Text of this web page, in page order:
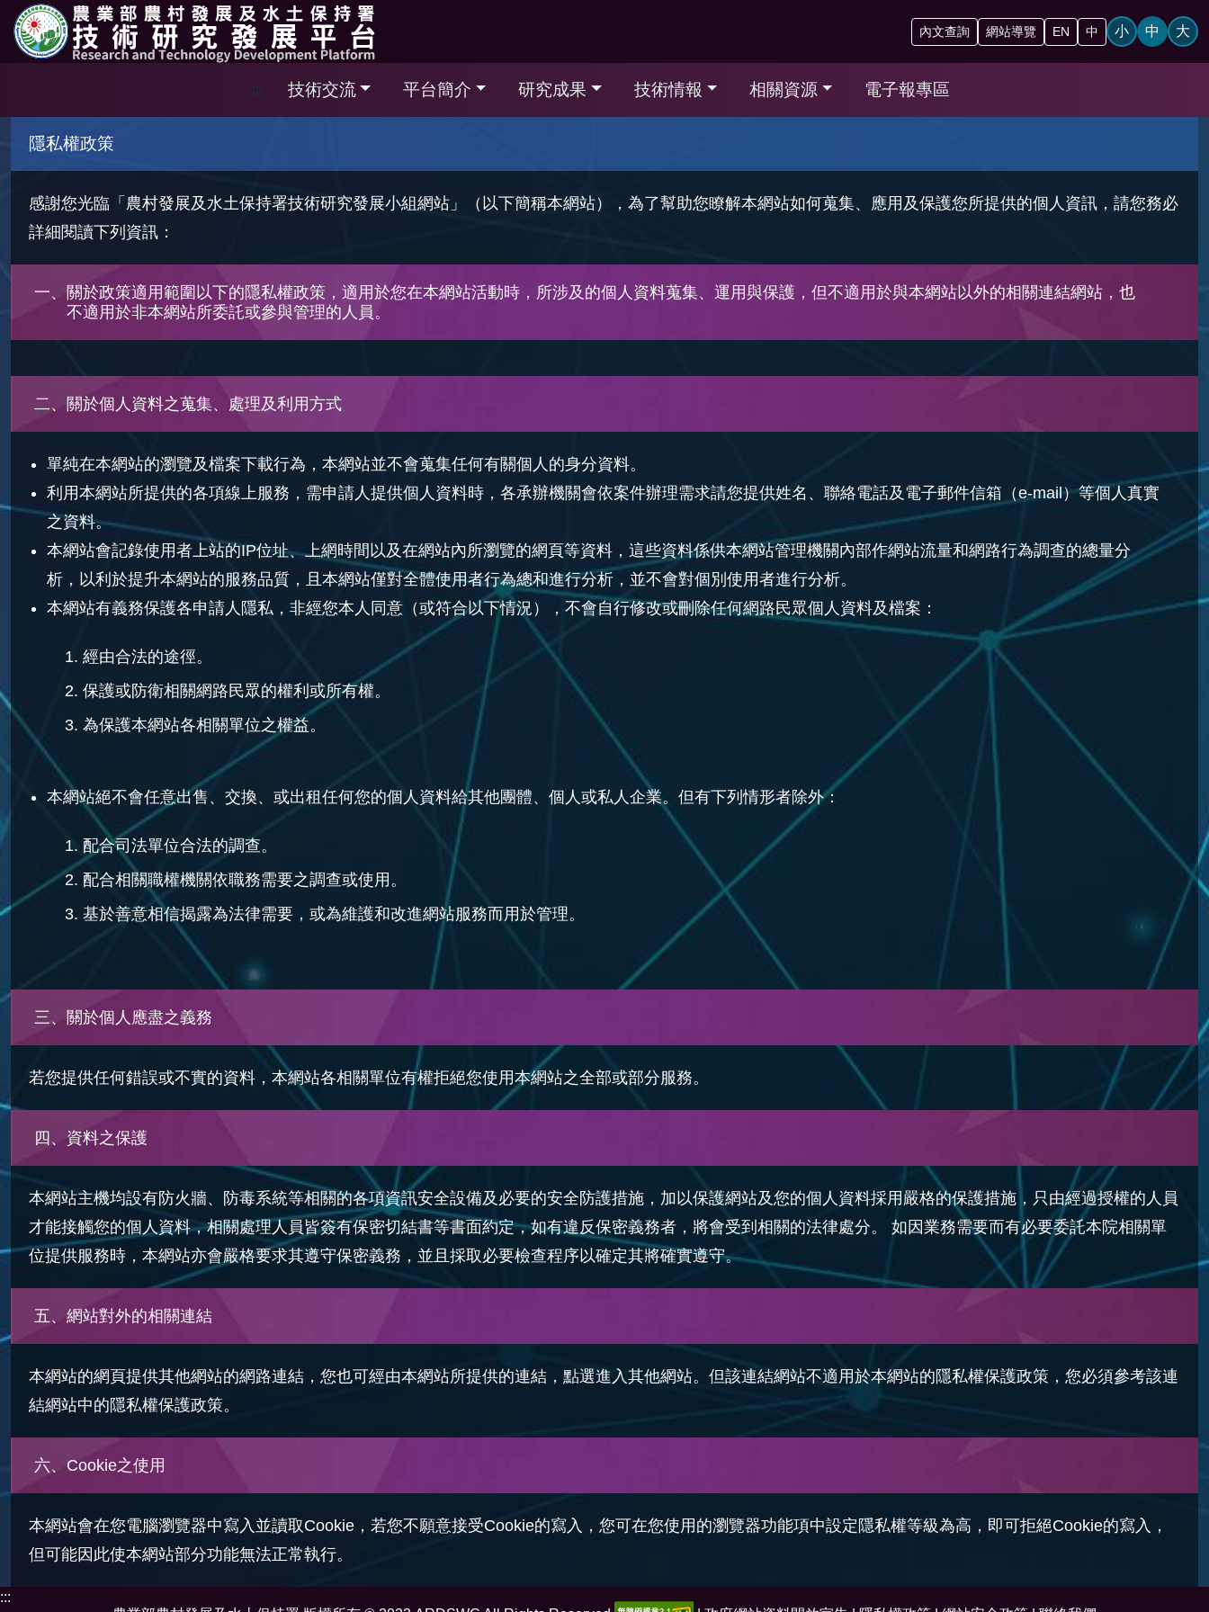
跳到主要內容區塊
內文查詢 網站導覽 EN 中 小 中 大
::: 技術交流 平台簡介 研究成果 技術情報 相關資源 電子報專區
隱私權政策
感謝您光臨「農村發展及水土保持署技術研究發展小組網站」（以下簡稱本網站），為了幫助您瞭解本網站如何蒐集、應用及保護您所提供的個人資訊，請您務必
詳細閱讀下列資訊：
一、關於政策適用範圍以下的隱私權政策，適用於您在本網站活動時，所涉及的個人資料蒐集、運用與保護，但不適用於與本網站以外的相關連結網站，也
不適用於非本網站所委託或參與管理的人員。
二、關於個人資料之蒐集、處理及利用方式
單純在本網站的瀏覽及檔案下載行為，本網站並不會蒐集任何有關個人的身分資料。
利用本網站所提供的各項線上服務，需申請人提供個人資料時，各承辦機關會依案件辦理需求請您提供姓名、聯絡電話及電子郵件信箱（e-mail）等個人真實
之資料。
本網站會記錄使用者上站的IP位址、上網時間以及在網站內所瀏覽的網頁等資料，這些資料係供本網站管理機關內部作網站流量和網路行為調查的總量分
析，以利於提升本網站的服務品質，且本網站僅對全體使用者行為總和進行分析，並不會對個別使用者進行分析。
本網站有義務保護各申請人隱私，非經您本人同意（或符合以下情況），不會自行修改或刪除任何網路民眾個人資料及檔案：
經由合法的途徑。
保護或防衛相關網路民眾的權利或所有權。
為保護本網站各相關單位之權益。
本網站絕不會任意出售、交換、或出租任何您的個人資料給其他團體、個人或私人企業。但有下列情形者除外：
配合司法單位合法的調查。
配合相關職權機關依職務需要之調查或使用。
基於善意相信揭露為法律需要，或為維護和改進網站服務而用於管理。
三、關於個人應盡之義務
若您提供任何錯誤或不實的資料，本網站各相關單位有權拒絕您使用本網站之全部或部分服務。
四、資料之保護
本網站主機均設有防火牆、防毒系統等相關的各項資訊安全設備及必要的安全防護措施，加以保護網站及您的個人資料採用嚴格的保護措施，只由經過授權的人員
才能接觸您的個人資料，相關處理人員皆簽有保密切結書等書面約定，如有違反保密義務者，將會受到相關的法律處分。 如因業務需要而有必要委託本院相關單
位提供服務時，本網站亦會嚴格要求其遵守保密義務，並且採取必要檢查程序以確定其將確實遵守。
五、網站對外的相關連結
本網站的網頁提供其他網站的網路連結，您也可經由本網站所提供的連結，點選進入其他網站。但該連結網站不適用於本網站的隱私權保護政策，您必須參考該連
結網站中的隱私權保護政策。
六、Cookie之使用
本網站會在您電腦瀏覽器中寫入並讀取Cookie，若您不願意接受Cookie的寫入，您可在您使用的瀏覽器功能項中設定隱私權等級為高，即可拒絕Cookie的寫入，
但可能因此使本網站部分功能無法正常執行。
:::